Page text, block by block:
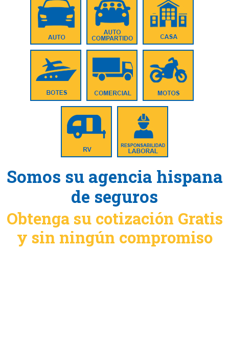
Somos su agencia hispana
de seguros
Obtenga su cotización Gratis
y sin ningún compromiso